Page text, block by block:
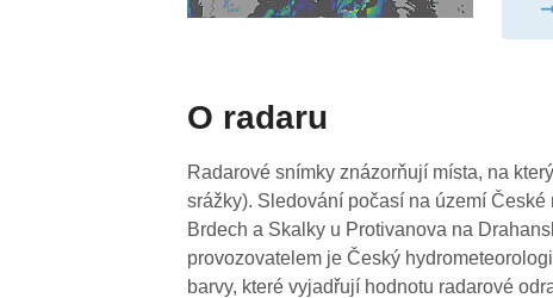
O radaru
Radarové snímky znázorňují místa, na
srážky). Sledování počasí na území
Brdech a Skalky u Protivanova na
provozovatelem je Český
barvy, které vyjadřují hodnotu radarové